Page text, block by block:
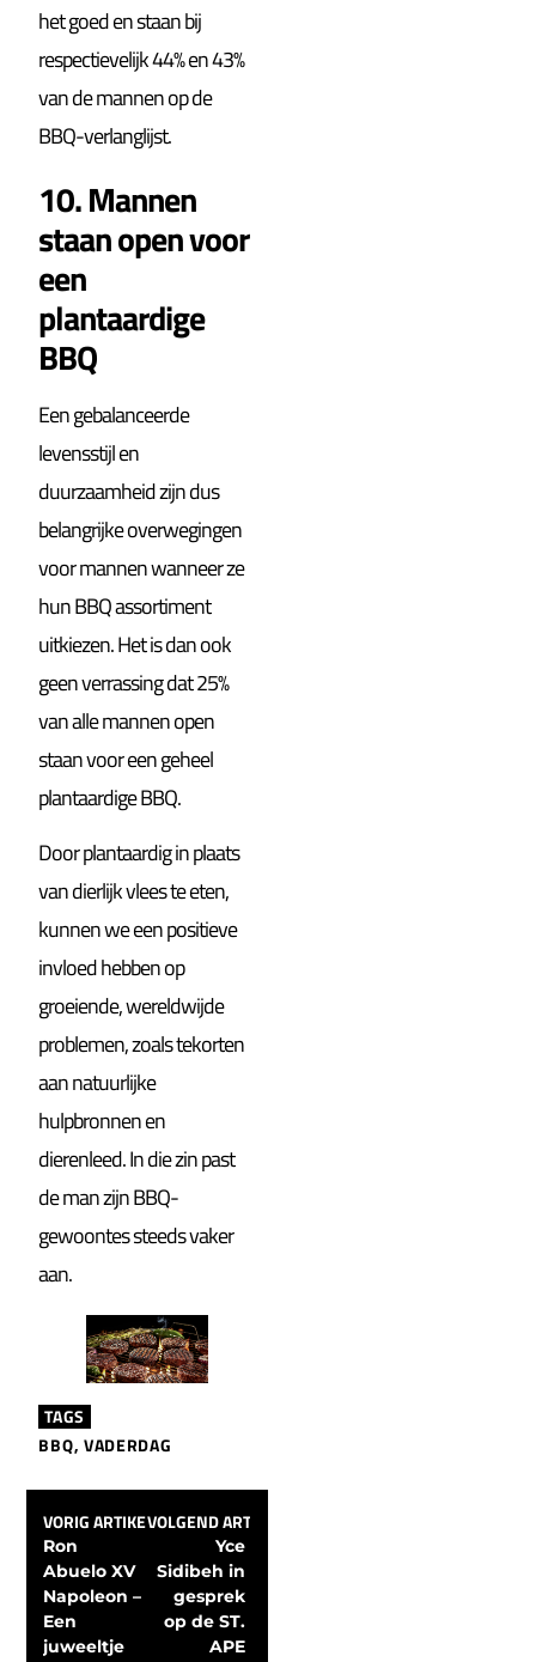
het goed en staan bij
respectievelijk 44% en 43%
van de mannen op de
BBQ-verlanglijst.
10. Mannen
staan open voor
een
plantaardige
BBQ
Een gebalanceerde
levensstijl en
duurzaamheid zijn dus
belangrijke overwegingen
voor mannen wanneer ze
hun BBQ assortiment
uitkiezen. Het is dan ook
geen verrassing dat 25%
van alle mannen open
staan voor een geheel
plantaardige BBQ.
Door plantaardig in plaats
van dierlijk vlees te eten,
kunnen we een positieve
invloed hebben op
groeiende, wereldwijde
problemen, zoals tekorten
aan natuurlijke
hulpbronnen en
dierenleed. In die zin past
de man zijn BBQ-
gewoontes steeds vaker
aan.
TAGS
BBQ, VADERDAG
VORIG ARTIKEL
Ron
Abuelo XV
Napoleon –
Een
juweeltje
VOLGEND ARTIKEL
Yce
Sidibeh in
gesprek
op de ST.
APE